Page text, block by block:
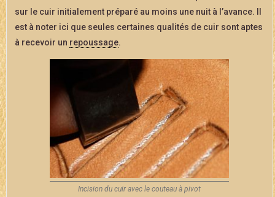
sur le cuir initialement préparé au moins une nuit à l’avance. Il
est à noter ici que seules certaines qualités de cuir sont aptes
à recevoir un repoussage.
Incision du cuir avec le couteau à pivot